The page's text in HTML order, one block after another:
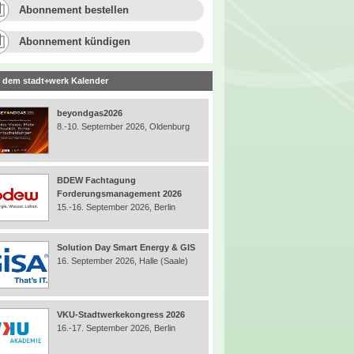
Abonnement bestellen
Abonnement kündigen
dem stadt+werk Kalender
beyondgas2026
8.-10. September 2026, Oldenburg
BDEW Fachtagung
Forderungsmanagement 2026
15.-16. September 2026, Berlin
Solution Day Smart Energy & GIS
16. September 2026, Halle (Saale)
VKU-Stadtwerkekongress 2026
16.-17. September 2026, Berlin